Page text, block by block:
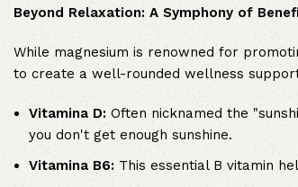
Beyond Relaxation: A Symphony of
While magnesium is renowned for
to create a well-rounded wellness
Vitamina D: Often nicknamed the
you don't get enough sunshine.
Vitamina B6: This essential B vitamin